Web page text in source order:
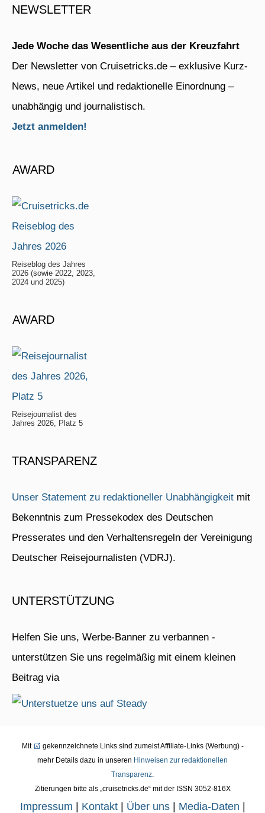
NEWSLETTER
Jede Woche das Wesentliche aus der Kreuzfahrt
Der Newsletter von Cruisetricks.de – exklusive Kurz-
News, neue Artikel und redaktionelle Einordnung –
unabhängig und journalistisch.
Jetzt anmelden!
AWARD
Reiseblog des Jahres
2026 (sowie 2022, 2023,
2024 und 2025)
AWARD
Reisejournalist des
Jahres 2026, Platz 5
TRANSPARENZ
Unser Statement zu redaktioneller Unabhängigkeit mit
Bekenntnis zum Pressekodex des Deutschen
Presserates und den Verhaltensregeln der Vereinigung
Deutscher Reisejournalisten (VDRJ).
UNTERSTÜTZUNG
Helfen Sie uns, Werbe-Banner zu verbannen -
unterstützen Sie uns regelmäßig mit einem kleinen
Beitrag via
Mit
gekennzeichnete Links sind zumeist Affiliate-Links (Werbung) -
mehr Details dazu in unseren Hinweisen zur redaktionellen
Transparenz.
Zitierungen bitte als „cruisetricks.de“ mit der ISSN 3052-816X
Impressum Kontakt| Über uns| Media-Daten